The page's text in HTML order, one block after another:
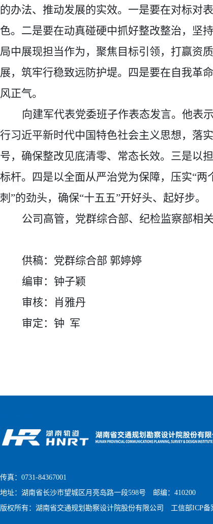
的办法、推动发展的实效。一是要在对标对
色。二是要在动真碰硬中抓好整改整治， 坚
局中展现担当作为 ， 聚焦目标引领，打赢资
展，筑牢行稳致远防护堤。四是要在自我革
风正气。
向建军代表党委班子作表态发言。他表
行习近平新时代中国特色社会主义思想，落实
号，确保整改见底清零、常态长效。三是以
标杆。四是以全面从严治党为保障，压实“
刺”的劲头，确保“十五五”开好头、起好步。
公司 高管，党群综合部、纪检监察部相关
供稿：党群综合部 郭婷婷
编审：钟子颖
审核：肖雅丹
审定：钟 军
传真：0731-84367001
地址：湖南省长沙市望城区月亮岛路一段598号 邮编：410200
版权所有：湖南省交通规划勘察设计院股份有限公司 工信部ICP备